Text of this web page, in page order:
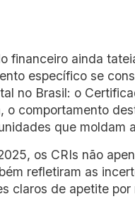
financeiro ainda
específico se
no Brasil: o
comportamento
que moldam
os CRIs não
refletiram as
claros de apetite